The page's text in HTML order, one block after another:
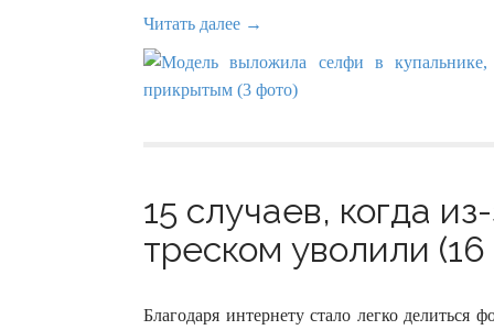
Читать далее →
15 случаев, когда
треском уволили
Благодаря интернету стало легко